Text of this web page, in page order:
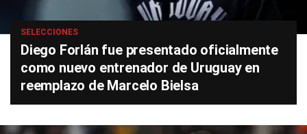
SELECCIONES
Diego Forlán fue presentado oficialmente
como nuevo entrenador de Uruguay en
reemplazo de Marcelo Bielsa